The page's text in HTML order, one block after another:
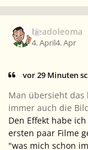
beadoleoma
4. April4. Apr
vor 29 Minuten
Man übersieht das
immer auch die
Den Effekt habe
ersten paar Filme
"was mich schon